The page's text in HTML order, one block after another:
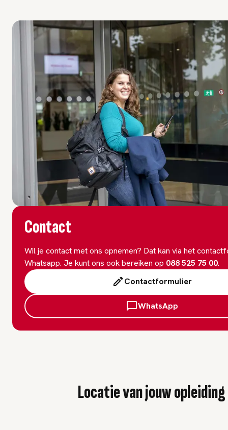
Contact
Wil je contact met ons opnemen? Dat kan via het
Whatsapp. Je kunt ons ook bereiken op 088 525 75 00.
Contactformulier
WhatsApp
Locatie van jouw opleiding